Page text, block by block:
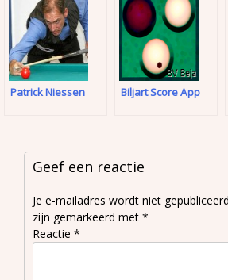
Patrick Niessen Biljart Score App
Geef een reactie
Je e-mailadres wordt niet
zijn gemarkeerd met *
Reactie *